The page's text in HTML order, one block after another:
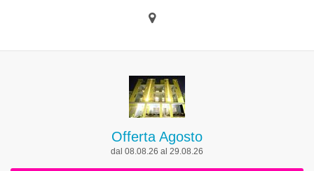
Offerta Agosto
dal 08.08.26 al 29.08.26